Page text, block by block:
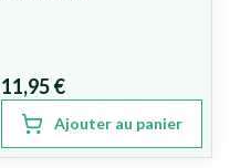
11,95 €
Ajouter au panier